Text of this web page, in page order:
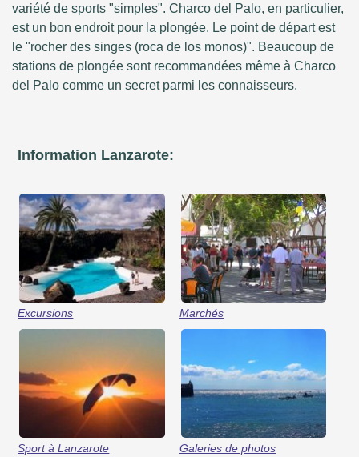
variété de sports "simples". Charco del Palo, en particulier,
est un bon endroit pour la plongée. Le point de départ est
le "rocher des singes (roca de los monos)". Beaucoup de
stations de plongée sont recommandées même à Charco
del Palo comme un secret parmi les connaisseurs.
Information Lanzarote:
Excursions Marchés
Sport à Lanzarote Galeries de photos